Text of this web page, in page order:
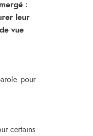
:
leur
vue
pour
certains